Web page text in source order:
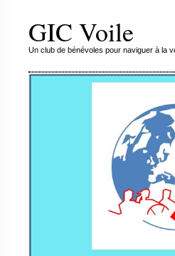
GIC Voile
Un club de bénévoles pour naviguer à la